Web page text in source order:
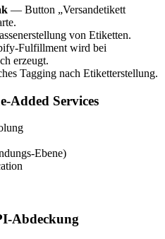
— Button „Versandetikett
von Etiketten.
Fulfillment wird bei
erzeugt.
Tagging nach Etiketterstellung.
Added Services
Ebene)
Abdeckung